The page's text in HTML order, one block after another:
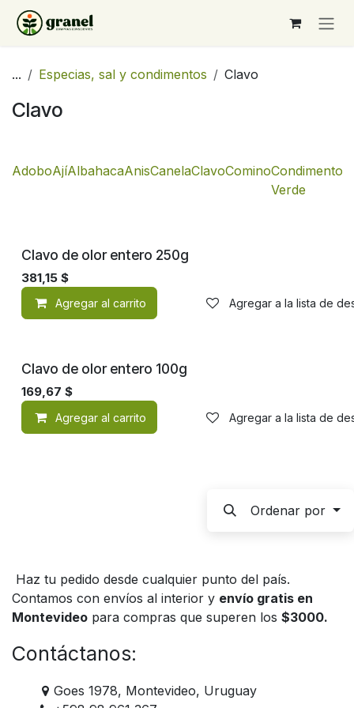
Ir al contenido
... Especias, sal y condimentos Clavo
Clavo
AdoboAjíAlbahacaAnisCanelaClavoCominoCondimento
Verde
Clavo de olor entero 250g
381,15 $
Agregar al carrito Agregar a la lista de
Clavo de olor entero 100g
169,67 $
Agregar al carrito Agregar a la lista de
Ordenar por
Haz tu pedido desde cualquier punto del país.
Contamos con envíos al interior y envío gratis en
Montevideo para compras que superen los $3000.
Contáctanos:
Goes 1978, Montevideo, Uruguay